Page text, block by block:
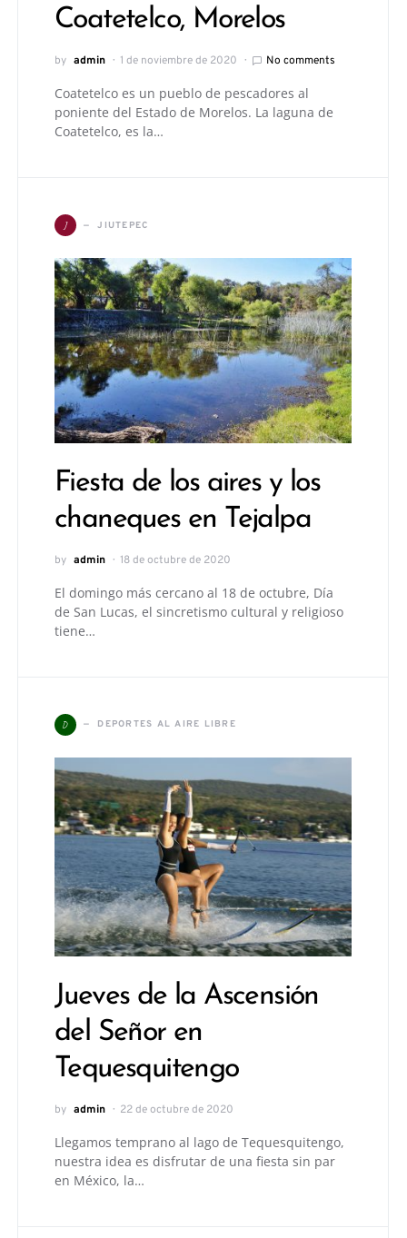
Coatetelco, Morelos
by admin 1 de noviembre de 2020 No comments
Coatetelco es un pueblo de pescadores al
poniente del Estado de Morelos. La laguna de
Coatetelco, es la…
J JIUTEPEC
Fiesta de los aires y los
chaneques en Tejalpa
by admin 18 de octubre de 2020
El domingo más cercano al 18 de octubre, Día
de San Lucas, el sincretismo cultural y religioso
tiene…
D DEPORTES AL AIRE LIBRE
Jueves de la Ascensión
del Señor en
Tequesquitengo
by admin 22 de octubre de 2020
Llegamos temprano al lago de Tequesquitengo,
nuestra idea es disfrutar de una fiesta sin par
en México, la…